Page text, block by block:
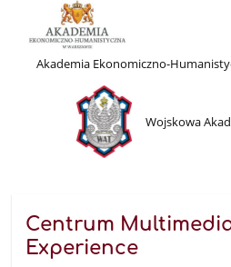
Akademia Ekonomiczno-
Wojskowa
Centrum
Experience